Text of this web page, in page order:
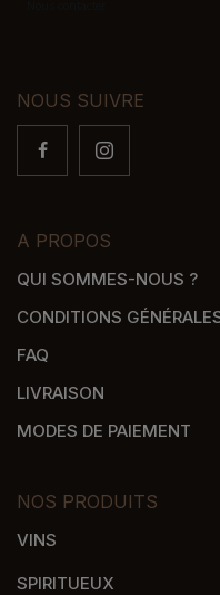
NOUS SUIVRE
A PROPOS
QUI SOMMES-NOUS ?
CONDITIONS
FAQ
LIVRAISON
MODES DE PAIEMENT
NOS PRODUITS
VINS
SPIRITUEUX